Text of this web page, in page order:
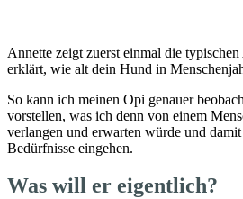
Annette zeigt zuerst einmal die
erklärt, wie alt dein Hund in
So kann ich meinen Opi genauer
vorstellen, was ich denn von einem
verlangen und erwarten würde und
Bedürfnisse eingehen.
Was will er eigentlich?